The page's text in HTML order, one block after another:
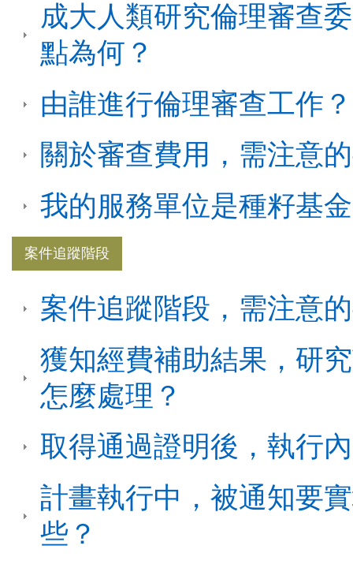
成大人類研究倫理審查
點為何？
由誰進行倫理審查工作？
關於審查費用，需注意
我的服務單位是種籽基
案件追蹤階段
案件追蹤階段，需注意
獲知經費補助結果，研
怎麼處理？
取得通過證明後，執行
計畫執行中，被通知要
些？